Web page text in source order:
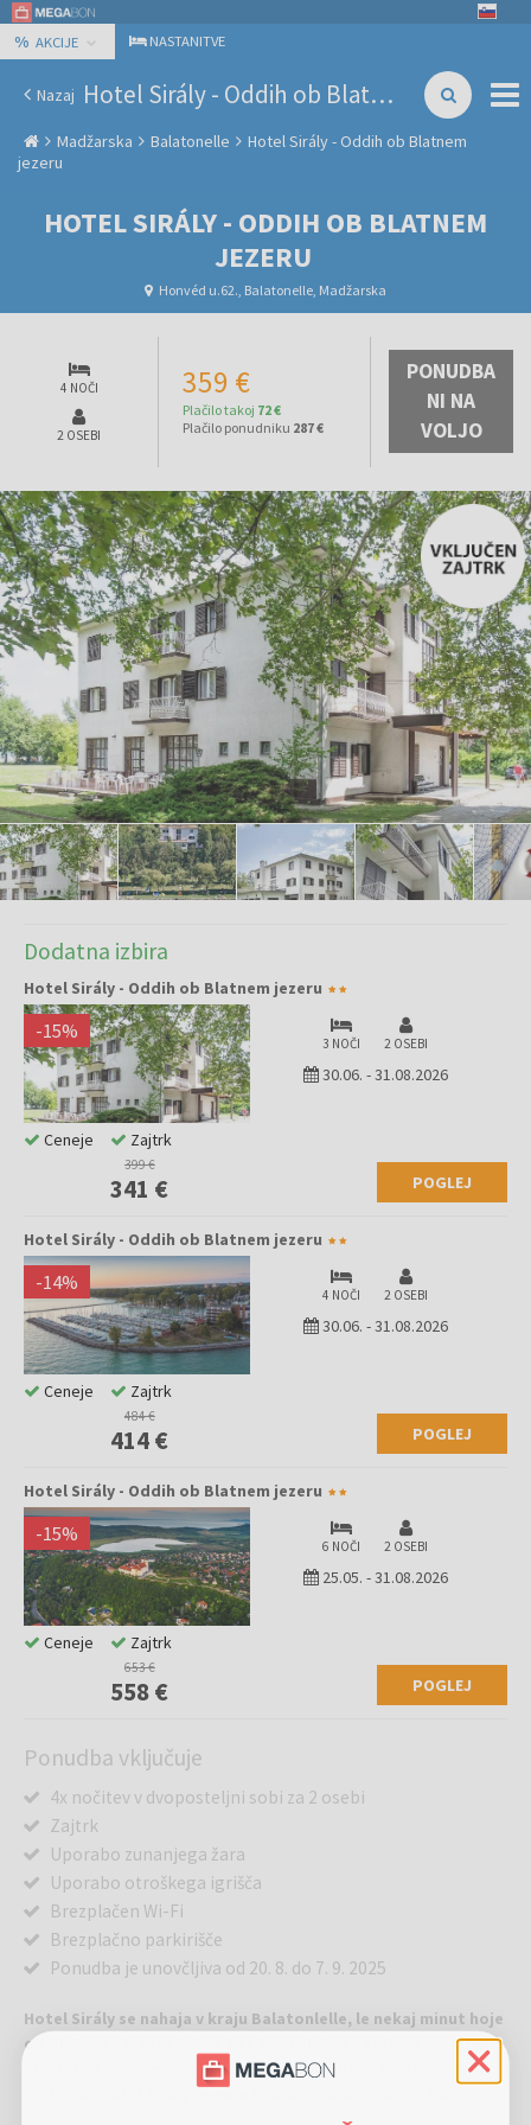
% AKCIJE NASTANITVE
Nazaj Hotel Sirály - Oddih ob Blatnem jezeru
Madžarska Balatonelle
Hotel Sirály - Oddih ob Blatnem
jezeru
HOTEL SIRÁLY - ODDIH OB BLATNEM
JEZERU
Honvéd u.62., Balatonelle, Madžarska
4 NOČI
2 OSEBI
359 €
Plačilo takoj 72 €
Plačilo ponudniku 287 €
PONUDBA
NI NA
VOLJO
Dodatna izbira
Hotel Sirály - Oddih ob Blatnem jezeru
-15% 3 NOČI 2 OSEBI
30.06. -31.08.2026
399 €
341 € POGLEJ
Ceneje Zajtrk
Hotel Sirály - Oddih ob Blatnem jezeru
-14% 4 NOČI 2 OSEBI
30.06. -31.08.2026
484 €
414 € POGLEJ
Ceneje Zajtrk
Hotel Sirály - Oddih ob Blatnem jezeru
-15% 6 NOČI 2 OSEBI
25.05. -31.08.2026
653 €
558 € POGLEJ
Ceneje Zajtrk
Ponudba vključuje
4x nočitev v dvoposteljni sobi za 2 osebi
Zajtrk
Uporabo zunanjega žara
Uporabo otroškega igrišča
Brezplačen Wi-Fi
Brezplačno parkirišče
Ponudba je unovčljiva od 20. 8. do 7. 9. 2025
Hotel Sirály se nahaja v kraju Balatonlelle, le nekaj minut hoje
od Blatnega jezera in ima bar, brezplačno zasebno parkirišče
in vrt. Hotel z dvema zvezdicama ponuja tudi shrambo za
prtljago. Hotel Sirály ponuja tudi otroško igrišče, 24-urno
recepcijo in brezplačen Wi-Fi na celotnem območju.